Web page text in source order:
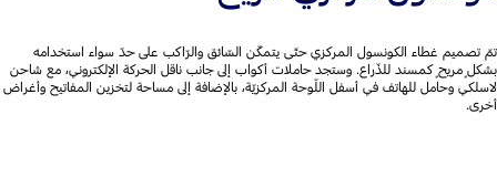
تمّ تصميم غطاء الكونسول المركزي حتّى يتمكّن السّائق والرّاكب على حدّ سواء استخدامه
بشكلٍ مريحٍ كمسند للذّراع. وستجد حاملات أكواب إلى جانب ناقل الحركة الإلكتروني، مع شاحن
لاسلكي وحامل للهاتف في أسفل اللّوحة المركزيّة، بالإضافة إلى مساحة لتخزين المفاتيح وأغراض
أخرى.